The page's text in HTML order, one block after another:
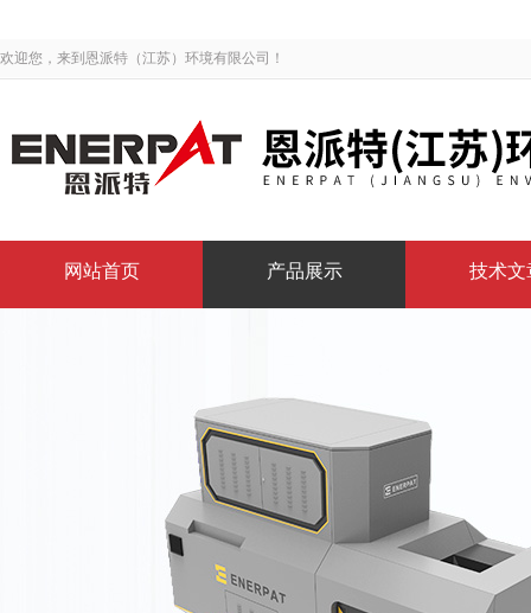
欢迎您，来到恩派特（江苏）环境有限公司！
网站首页 产品展示 技术文